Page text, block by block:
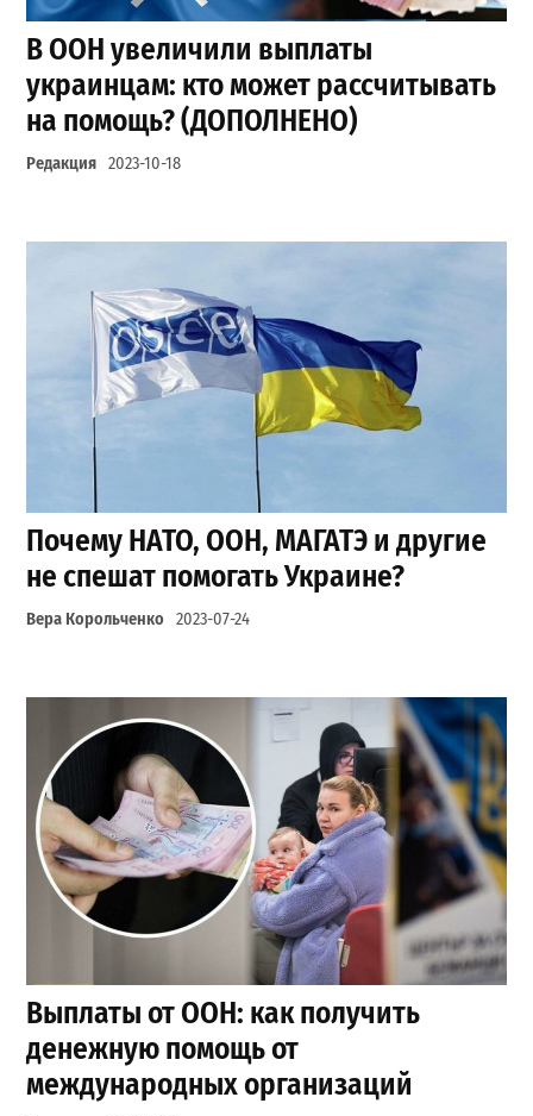
В ООН увеличили выплаты
украинцам: кто может рассчитывать
на помощь? (ДОПОЛНЕНО)
Редакция 2023-10-18
Почему НАТО, ООН, МАГАТЭ и другие
не спешат помогать Украине?
Вера Корольченко 2023-07-24
Выплаты от ООН: как получить
денежную помощь от
международных организаций